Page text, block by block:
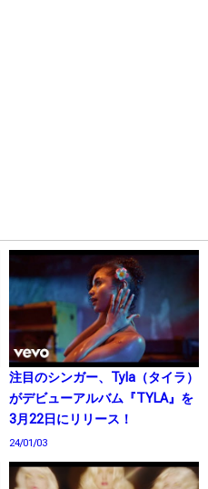
注目のシンガー、Tyla（タイラ）
がデビューアルバム『TYLA』を
3月22日にリリース！
24/01/03